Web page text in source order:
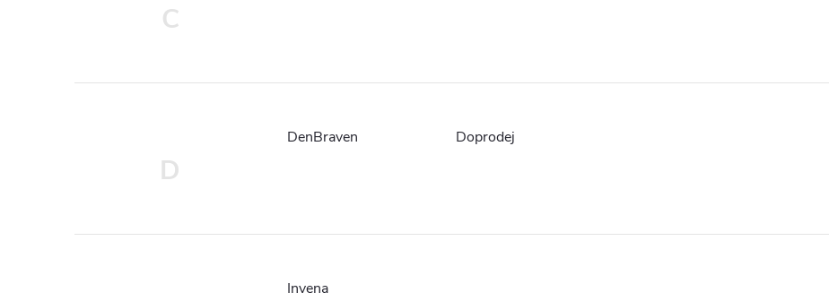
C
D
DenBraven Doprodej
Invena